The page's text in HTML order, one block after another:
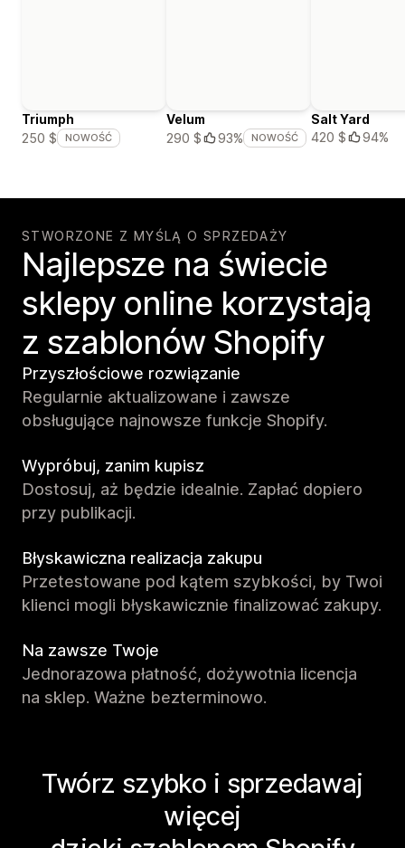
Triumph
250 $
NOWOŚĆ
Velum
290 $
93% NOWOŚĆ
Salt Yard
420 $
94%
STWORZONE Z MYŚLĄ O SPRZEDAŻY
Najlepsze na świecie
sklepy online korzystają
z szablonów Shopify
Przyszłościowe rozwiązanie
Regularnie aktualizowane i zawsze
obsługujące najnowsze funkcje Shopify.
Wypróbuj, zanim kupisz
Dostosuj, aż będzie idealnie. Zapłać dopiero
przy publikacji.
Błyskawiczna realizacja zakupu
Przetestowane pod kątem szybkości, by Twoi
klienci mogli błyskawicznie finalizować zakupy.
Na zawsze Twoje
Jednorazowa płatność, dożywotnia licencja
na sklep. Ważne bezterminowo.
Twórz szybko i sprzedawaj
więcej